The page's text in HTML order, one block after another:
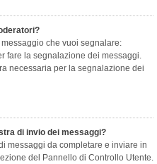
messaggio che vuoi segnalare:
fare la segnalazione dei messaggi.
necessaria per la segnalazione dei
di invio dei messaggi?
messaggi da completare e inviare in
del Pannello di Controllo Utente.